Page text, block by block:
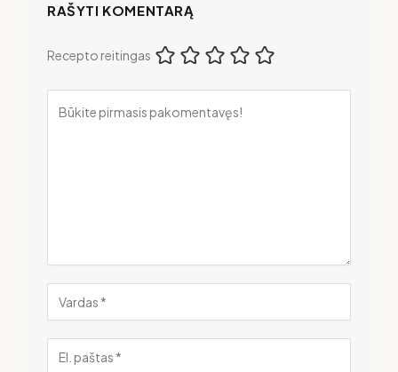
RAŠYTI KOMENTARĄ
Recepto reitingas